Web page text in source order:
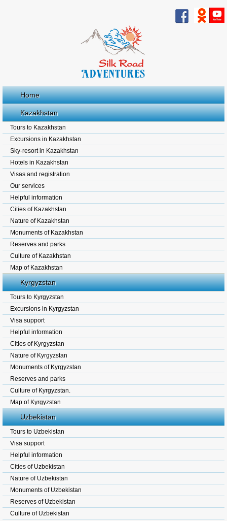
Home
Kazakhstan
Tours to Kazakhstan
Excursions in Kazakhstan
Sky-resort in Kazakhstan
Hotels in Kazakhstan
Visas and registration
Our services
Helpful information
Cities of Kazakhstan
Nature of Kazakhstan
Monuments of Kazakhstan
Reserves and parks
Culture of Kazakhstan
Map of Kazakhstan
Kyrgyzstan
Tours to Kyrgyzstan
Excursions in Kyrgyzstan
Visa support
Helpful information
Cities of Kyrgyzstan
Nature of Kyrgyzstan
Monuments of Kyrgyzstan
Reserves and parks
Culture of Kyrgyzstan.
Map of Kyrgyzstan
Uzbekistan
Tours to Uzbekistan
Visa support
Helpful information
Cities of Uzbekistan
Nature of Uzbekistan
Monuments of Uzbekistan
Reserves of Uzbekistan
Culture of Uzbekistan